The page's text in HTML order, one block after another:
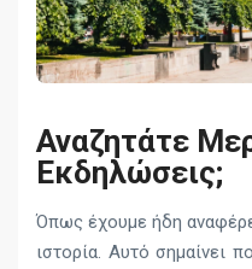
Αναζητάτε
Εκδηλώσεις;
Όπως έχουμε ήδη
ιστορία. Αυτό σημαίνει